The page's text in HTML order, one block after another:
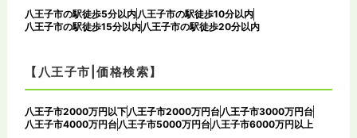
八王子市の駅徒歩5分以内八王子市の駅徒歩10分以内
八王子市の駅徒歩15分以内八王子市の駅徒歩20分以内
【八王子市|価格検索】
八王子市2000万円以下八王子市2000万円台八王子市3000万円台
八王子市4000万円台八王子市5000万円台八王子市6000万円以上